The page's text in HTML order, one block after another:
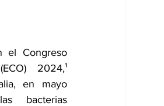
el Congreso
2024,¹
en mayo
bacterias